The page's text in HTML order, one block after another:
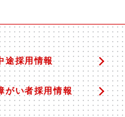
途採用情報
がい者採用情報